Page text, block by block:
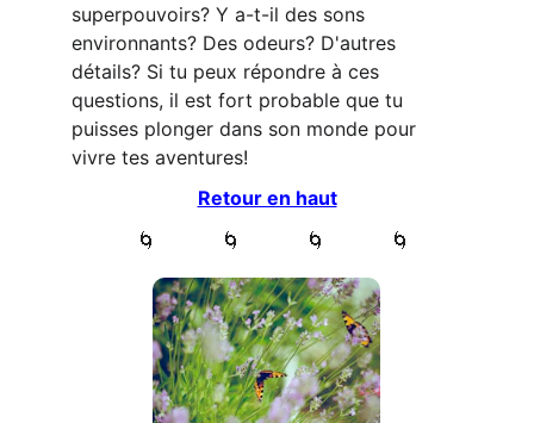
superpouvoirs? Y a-t-il des sons
environnants? Des odeurs? D'autres
détails? Si tu peux répondre à ces
questions, il est fort probable que tu
puisses plonger dans son monde pour
vivre tes aventures!
           🌀           🌀           🌀           🌀
Retour en haut